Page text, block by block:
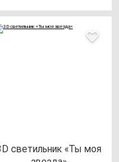
све­тиль­ник «Ты моя